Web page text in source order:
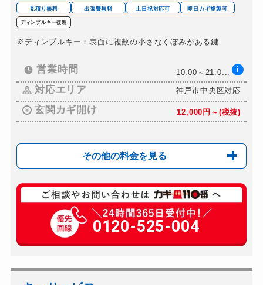
見積り無料 出張費無料 土日祝対応可 即日カギ複製可
ディンプルキー複製
※ディンプルキー：表面に複数の小さなくぼみがある鍵
営業時間 10:00～21:0... i
対応エリア 神戸市中央区対応
玄関カギ開け 12,000円～(税抜)
その他の料金を見る
玄関カギ複製 650円(税込)～
玄関カギ開け 12,000円～(税抜)
玄関カギ修理 8,800円～(税込)
玄関カギ交換
0120-525-004